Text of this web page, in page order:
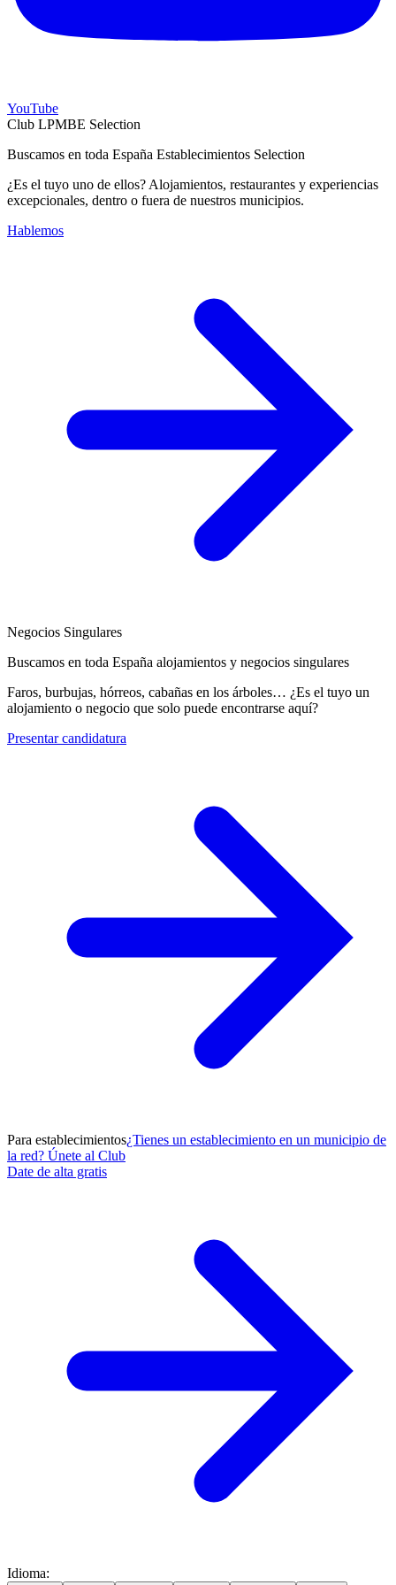
YouTube
Club LPMBE Selection
Buscamos en toda España Establecimientos Selection
¿Es el tuyo uno de ellos? Alojamientos, restaurantes y experiencias
excepcionales, dentro o fuera de nuestros municipios.
Hablemos
Negocios Singulares
Buscamos en toda España alojamientos y negocios singulares
Faros, burbujas, hórreos, cabañas en los árboles… ¿Es el tuyo un
alojamiento o negocio que solo puede encontrarse aquí?
Presentar candidatura
Para establecimientos¿Tienes un establecimiento en un municipio de
la red? Únete al Club
Date de alta gratis
Idioma: